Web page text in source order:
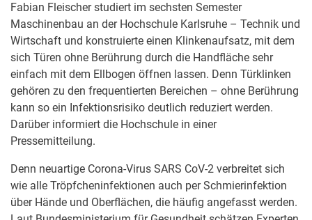
Fabian Fleischer studiert im sechsten Semester
Maschinenbau an der Hochschule Karlsruhe – Technik und
Wirtschaft und konstruierte einen Klinkenaufsatz, mit dem
sich Türen ohne Berührung durch die Handfläche sehr
einfach mit dem Ellbogen öffnen lassen. Denn Türklinken
gehören zu den frequentierten Bereichen – ohne Berührung
kann so ein Infektionsrisiko deutlich reduziert werden.
Darüber informiert die Hochschule in einer
Pressemitteilung.
Denn neuartige Corona-Virus SARS CoV-2 verbreitet sich
wie alle Tröpfcheninfektionen auch per Schmierinfektion
über Hände und Oberflächen, die häufig angefasst werden.